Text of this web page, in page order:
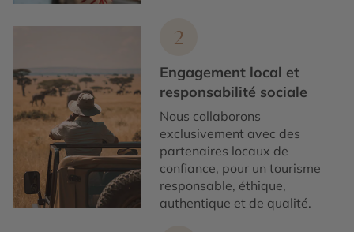
2
Engagement local et
responsabilité sociale
Nous collaborons
exclusivement avec des
partenaires locaux de
confiance, pour un tourisme
responsable, éthique,
authentique et de qualité.